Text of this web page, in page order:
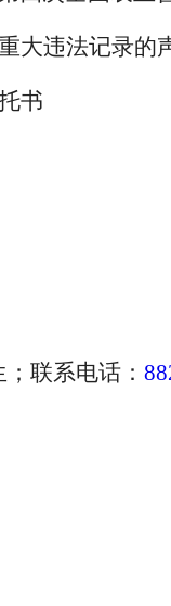
大违法记录的
书
；联系电话：